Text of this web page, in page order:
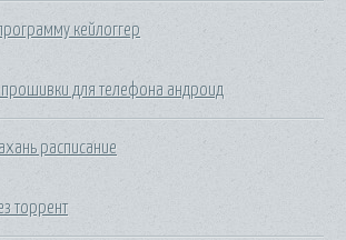
кейлоггер
для телефона андроид
расписание
торрент